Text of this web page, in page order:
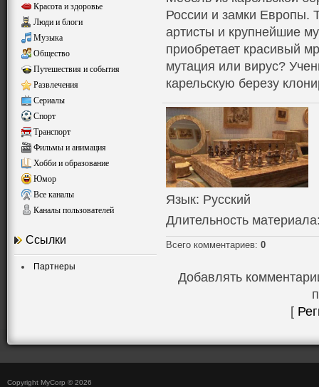
Красота и здоровье
Люди и блоги
Музыка
Общество
Путешествия и события
Развлечения
Сериалы
Спорт
Транспорт
Фильмы и анимация
Хобби и образование
Юмор
Все каналы
Каналы пользователей
Ссылки
Партнеры
России и замки Европы.
артисты и крупнейшие
приобретает красивый
мутация или вирус?
карельскую березу
Язык: Русский
Длительность материала
Всего комментариев: 0
Добавлять
[
Copyright MyCorp © 2026